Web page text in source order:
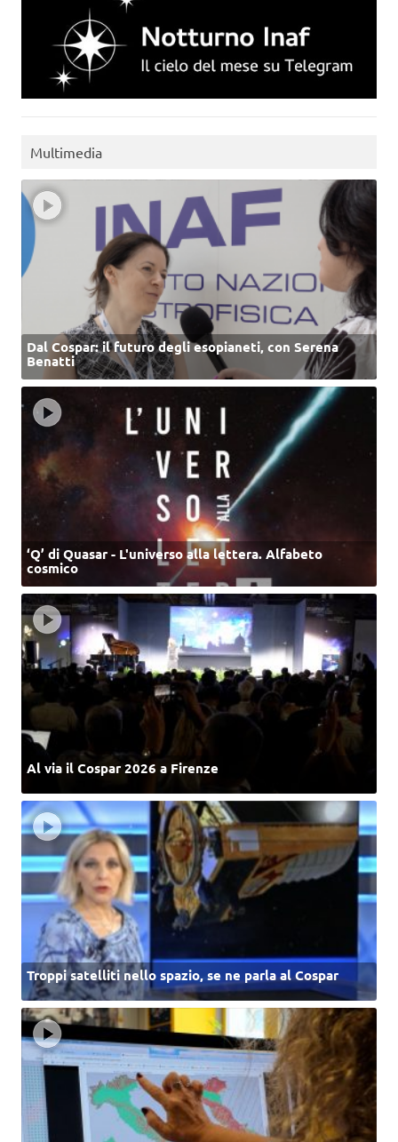
Multimedia
Dal Cospar: il futuro degli esopianeti, con Serena
Benatti
‘Q’ di Quasar - L'universo alla lettera. Alfabeto
cosmico
Al via il Cospar 2026 a Firenze
Troppi satelliti nello spazio, se ne parla al Cospar